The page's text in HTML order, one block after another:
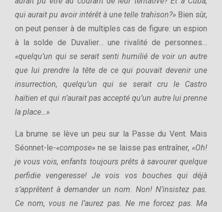
qui aurait pu avoir intérêt à une telle trahison?»Bien sûr,
on peut penser à de multiples cas de figure: un espion
à la solde de Duvalier… une rivalité de personnes…
«quelqu’un qui se serait senti humilié de voir un autre
que lui prendre la tête de ce qui pouvait devenir une
insurrection, quelqu’un qui se serait cru le Castro
haïtien et qui n’aurait pas accepté qu’un autre lui prenne
la place…»
La brume se lève un peu sur la Passe du Vent. Mais
Séonnet-le-«compose» ne se laisse pas entraîner, «Oh!
je vous vois, enfants toujours prêts à savourer quelque
perfidie vengeresse! Je vois vos bouches qui déjà
s’apprêtent à demander un nom. Non! N’insistez pas.
Ce nom, vous ne l’aurez pas. Ne me forcez pas. Ma